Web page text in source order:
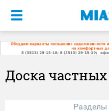
Меню
Доска
Разделы